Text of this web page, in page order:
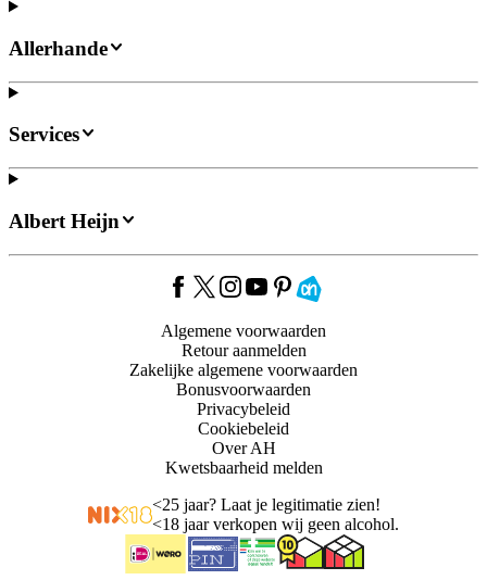
Allerhande
Services
Albert Heijn
Algemene voorwaarden
Retour aanmelden
Zakelijke algemene voorwaarden
Bonusvoorwaarden
Privacybeleid
Cookiebeleid
Over AH
Kwetsbaarheid melden
<25 jaar? Laat je legitimatie zien!
<18 jaar verkopen wij geen alcohol.